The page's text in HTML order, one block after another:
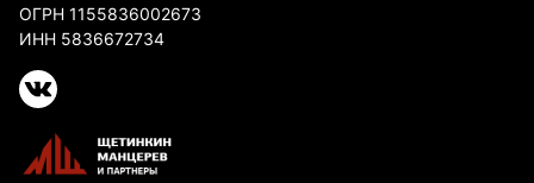
ОГРН 1155836002673
ИНН 5836672734